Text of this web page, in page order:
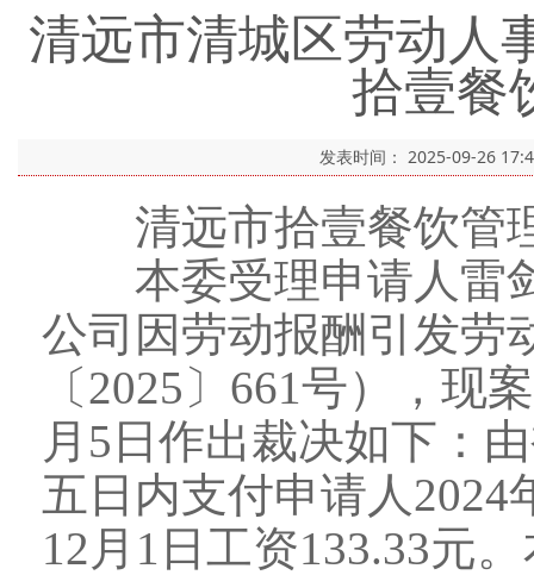
清远市清城区劳动人
拾壹餐
发表时间： 2025-09-26
清远市拾壹餐饮管
本委受理申请人雷剑
公司因劳动报酬引发劳
〔2025〕661号），现
月5日作出裁决如下：
五日内支付申请人2024
12月1日工资133.33元